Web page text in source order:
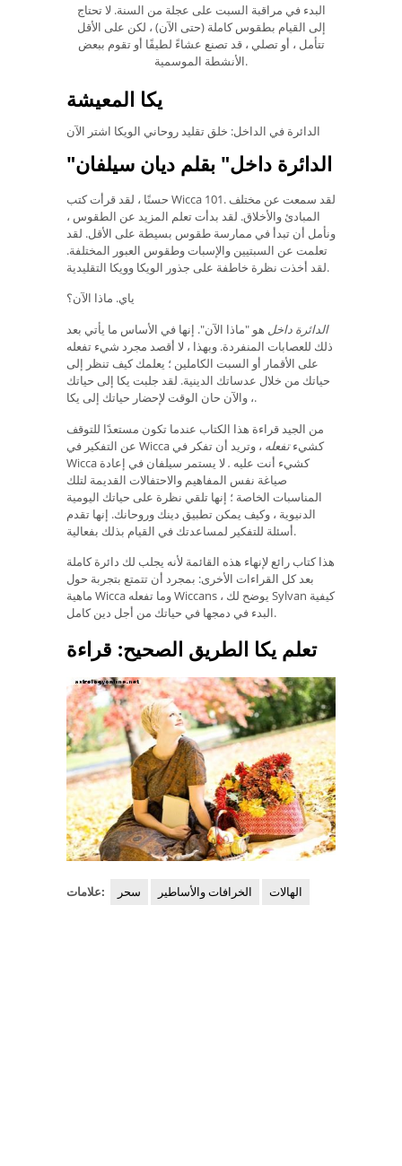
البدء في مراقبة السبت على عجلة من السنة. لا تحتاج
إلى القيام بطقوس كاملة (حتى الآن) ، لكن على الأقل
تتأمل ، أو تصلي ، قد تصنع عشاءً لطيفًا أو تقوم ببعض
الأنشطة الموسمية.
يكا المعيشة
الدائرة في الداخل: خلق تقليد روحاني الويكا اشتر الآن
"الدائرة داخل" بقلم ديان سيلفان
حسنًا ، لقد قرأت كتب Wicca 101. لقد سمعت عن مختلف
المبادئ والأخلاق. لقد بدأت تعلم المزيد عن الطقوس ،
ونأمل أن تبدأ في ممارسة طقوس بسيطة على الأقل. لقد
تعلمت عن السبتيين والإسبات وطقوس العبور المختلفة.
لقد أخذت نظرة خاطفة على جذور الويكا وويكا التقليدية.
ياي. ماذا الآن؟
الدائرة داخل هو "ماذا الآن". إنها في الأساس ما يأتي بعد
ذلك للعصابات المنفردة. وبهذا ، لا أقصد مجرد شيء تفعله
على الأقمار أو السبت الكاملين ؛ يعلمك كيف تنظر إلى
حياتك من خلال عدساتك الدينية. لقد جلبت يكا إلى حياتك
، والآن حان الوقت لإحضار حياتك إلى يكا.
من الجيد قراءة هذا الكتاب عندما تكون مستعدًا للتوقف
عن التفكير في Wicca كشيءتفعله ، وتريد أن تفكر في
Wicca كشيء أنت عليه . لا يستمر سيلفان في إعادة
صياغة نفس المفاهيم والاحتفالات القديمة لتلك
المناسبات الخاصة ؛ إنها تلقي نظرة على حياتك اليومية
الدنيوية ، وكيف يمكن تطبيق دينك وروحانك. إنها تقدم
أسئلة للتفكير لمساعدتك في القيام بذلك بفعالية.
هذا كتاب رائع لإنهاء هذه القائمة لأنه يجلب لك دائرة كاملة
بعد كل القراءات الأخرى: بمجرد أن تتمتع بتجربة حول
ماهية Wicca وما تفعله Wiccans ، يوضح لك Sylvan كيفية
البدء في دمجها في حياتك من أجل دين كامل.
تعلم يكا الطريق الصحيح: قراءة
علامات: سحر الخرافات والأساطير الهالات